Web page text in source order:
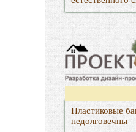
Пластиковые
недолговечны